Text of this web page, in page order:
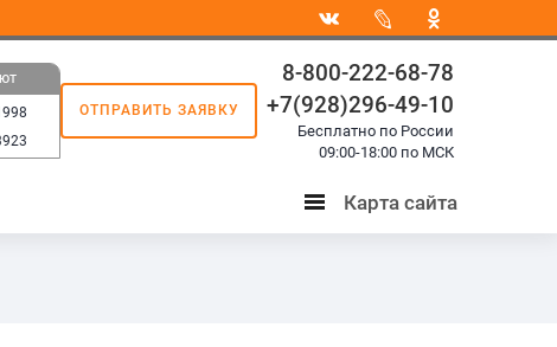
ОТПРАВИТЬ ЗАЯВКУ
8-800-222-68-78
+7(928)296-49-10
Бесплатно по России
09:00-18:00 по МСК
Карта
сайта
Карта сайта